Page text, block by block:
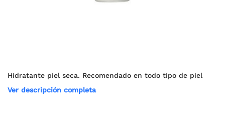
Hidratante piel seca. Recomendado en todo tipo de piel
Ver descripción completa